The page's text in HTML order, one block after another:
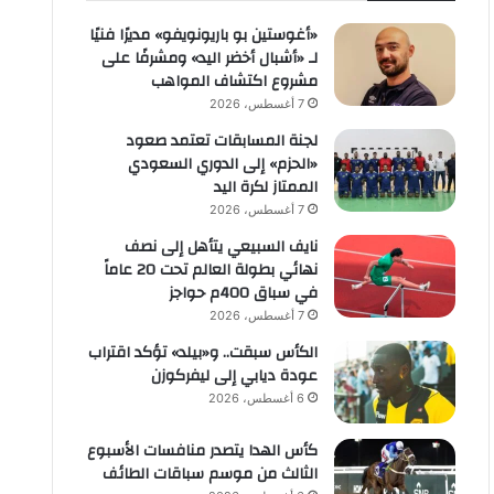
«أغوستين بو باريونويفو» مديرًا فنيًا
لـ «أشبال أخضر اليد» ومشرفًا على
مشروع اكتشاف المواهب
7 أغسطس، 2026
لجنة المسابقات تعتمد صعود
«الحزم» إلى الدوري السعودي
الممتاز لكرة اليد
7 أغسطس، 2026
نايف السبيعي يتأهل إلى نصف
نهائي بطولة العالم تحت 20 عاماً
في سباق 400م حواجز
7 أغسطس، 2026
الكأس سبقت.. و«بيلد» تؤكد اقتراب
عودة ديابي إلى ليفركوزن
6 أغسطس، 2026
كأس الهدا يتصدر منافسات الأسبوع
الثالث من موسم سباقات الطائف